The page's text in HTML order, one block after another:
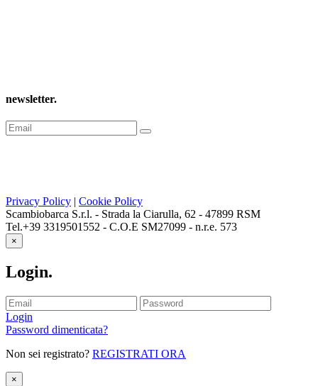
newsletter.
Privacy Policy | Cookie Policy
Scambiobarca S.r.l. - Strada la Ciarulla, 62 - 47899 RSM
Tel.+39 3319501552 - C.O.E SM27099 - n.r.e. 573
×
Login.
Login
Password dimenticata?
Non sei registrato? REGISTRATI ORA
×